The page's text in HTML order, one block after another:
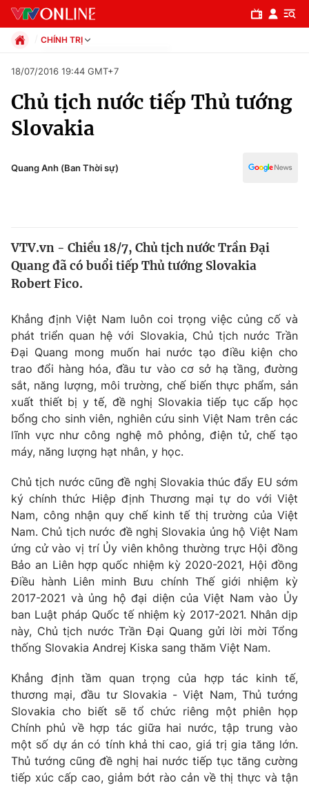
Chuyên mục
Chính trị
Xã hội
Y tế
Tin tức
Thế giới đó đây
Câu chuyện quốc tế
Kinh tế
Tài chính
Thị trường
Góc doanh nghiệp
Dữ liệu và đời sống
Truyền hình
Phim VTV
Hậu trường
Nhân vật
Khán giả
Giải sao mai
Giải trí
Điện ảnh
Âm nhạc
Sao
Đời sống
Du lịch
Làm đẹp
Chất lượng cuộc sống
Giáo dục
Tuyển sinh
Học trực tuyến
Công nghệ
Hitech Công nghệ tương lai
Sản phẩm
Tư vấn
Giao lưu trực tuyến
Lịch phát sóng
Chuyên mục khác
Emagazine Podcast
Photo Infographic
CHÍNH TRỊ
Xã hội
Pháp luật
Kinh tế
Thể thao
Văn hóa - Giải trí
Giáo dục
18/07/2016 19:44 GMT+7
Chủ tịch nước tiếp Thủ tướng
Slovakia
Quang Anh (Ban Thời sự)
VTV.vn - Chiều 18/7, Chủ tịch nước Trần Đại
Quang đã có buổi tiếp Thủ tướng Slovakia
Robert Fico.
Khẳng định Việt Nam luôn coi trọng việc củng cố và
phát triển quan hệ với Slovakia, Chủ tịch nước Trần
Đại Quang mong muốn hai nước tạo điều kiện cho
trao đổi hàng hóa, đầu tư vào cơ sở hạ tầng, đường
sắt, năng lượng, môi trường, chế biến thực phẩm, sản
xuất thiết bị y tế, đề nghị Slovakia tiếp tục cấp học
bổng cho sinh viên, nghiên cứu sinh Việt Nam trên các
lĩnh vực như công nghệ mô phỏng, điện tử, chế tạo
máy, năng lượng hạt nhân, y học.
Chủ tịch nước cũng đề nghị Slovakia thúc đẩy EU sớm
ký chính thức Hiệp định Thương mại tự do với Việt
Nam, công nhận quy chế kinh tế thị trường của Việt
Nam. Chủ tịch nước đề nghị Slovakia ủng hộ Việt Nam
ứng cử vào vị trí Ủy viên không thường trực Hội đồng
Bảo an Liên hợp quốc nhiệm kỳ 2020-2021, Hội đồng
Điều hành Liên minh Bưu chính Thế giới nhiệm kỳ
2017-2021 và ủng hộ đại diện của Việt Nam vào Ủy
ban Luật pháp Quốc tế nhiệm kỳ 2017-2021. Nhân dịp
này, Chủ tịch nước Trần Đại Quang gửi lời mời Tổng
thống Slovakia Andrej Kiska sang thăm Việt Nam.
Khẳng định tầm quan trọng của hợp tác kinh tế,
thương mại, đầu tư Slovakia - Việt Nam, Thủ tướng
Slovakia cho biết sẽ tổ chức riêng một phiên họp
Chính phủ về hợp tác giữa hai nước, tập trung vào
một số dự án có tính khả thi cao, giá trị gia tăng lớn.
Thủ tướng cũng đề nghị hai nước tiếp tục tăng cường
tiếp xúc cấp cao, giảm bớt rào cản về thị thực và tận